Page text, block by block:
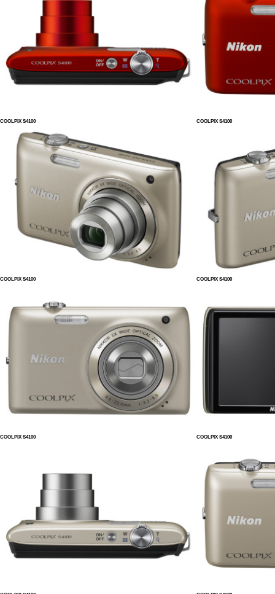
COOLPIX S4100 COOLPIX S4100
COOLPIX S4100 COOLPIX S4100
COOLPIX S4100 COOLPIX S4100